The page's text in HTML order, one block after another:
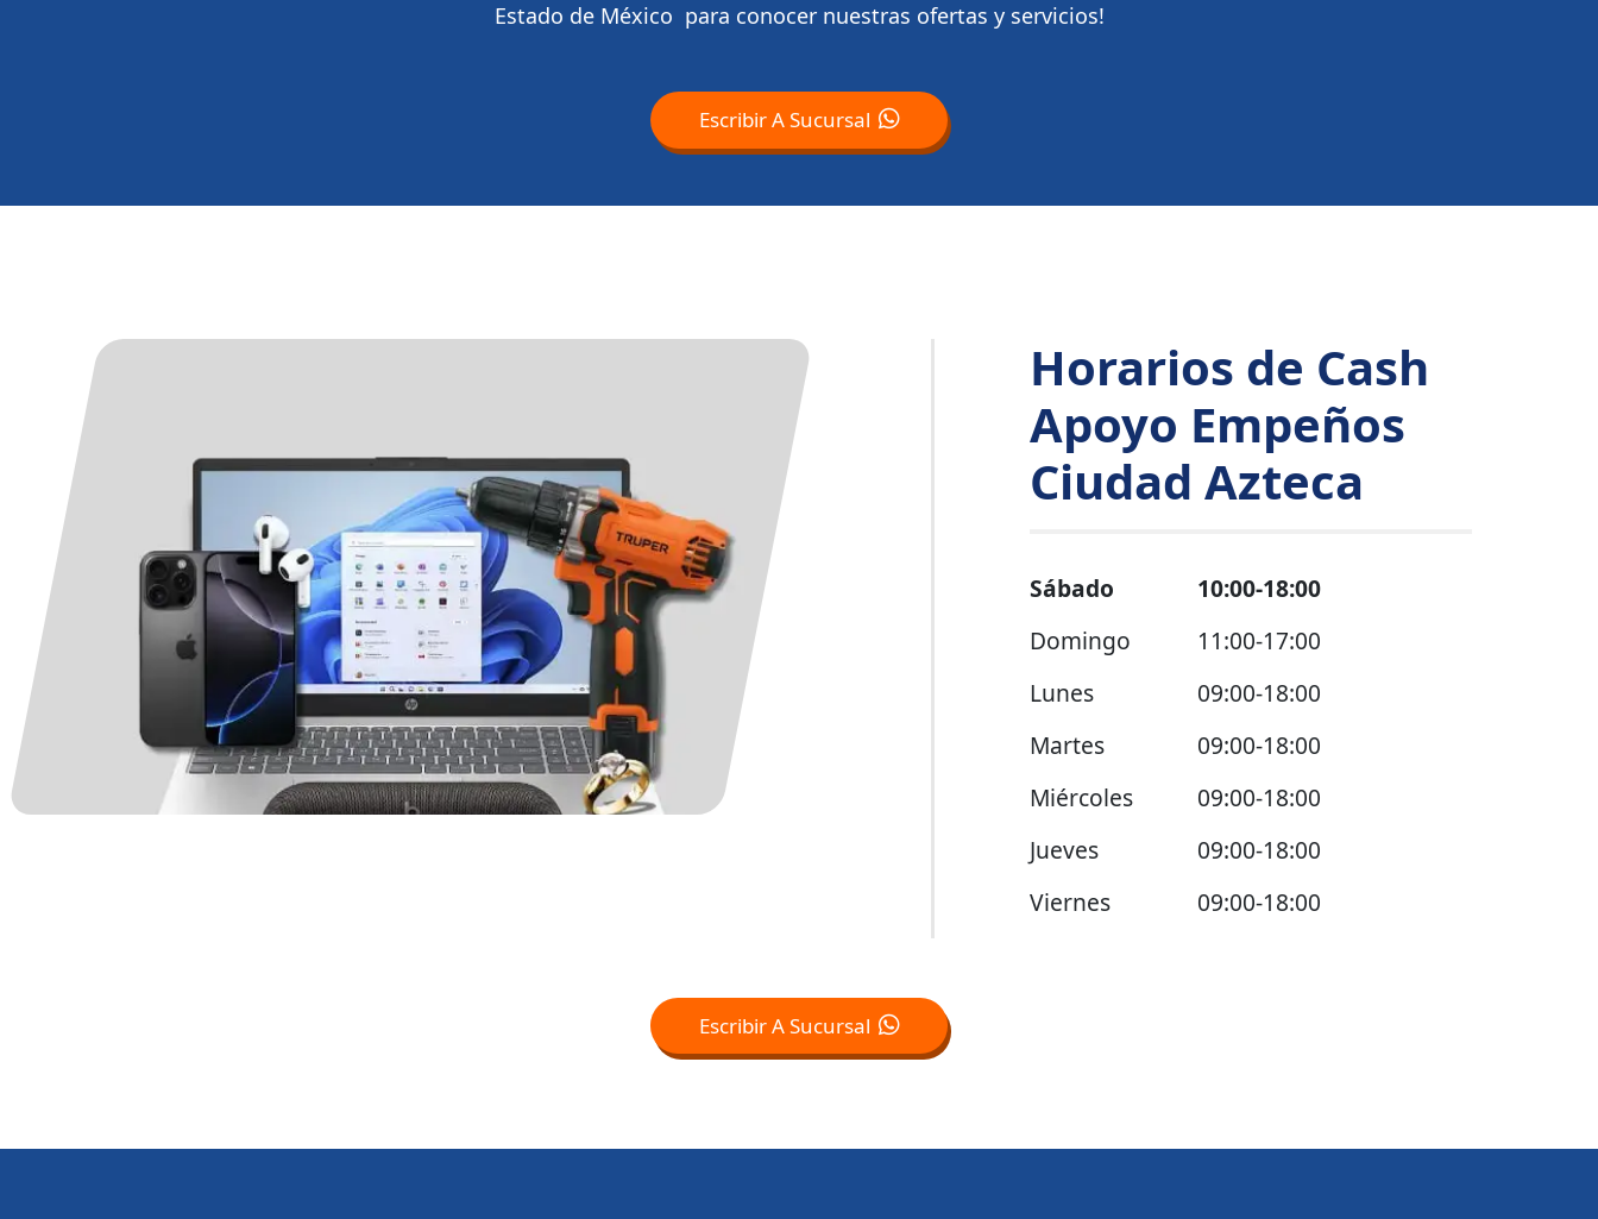
Estado de México para conocer nuestras ofertas y servicios!
Escribir A Sucursal
Horarios de Cash
Apoyo Empeños
Ciudad Azteca
Sábado
10:00-18:00
Domingo
11:00-17:00
Lunes
09:00-18:00
Martes
09:00-18:00
Miércoles
09:00-18:00
Jueves
09:00-18:00
Viernes
09:00-18:00
Escribir A Sucursal